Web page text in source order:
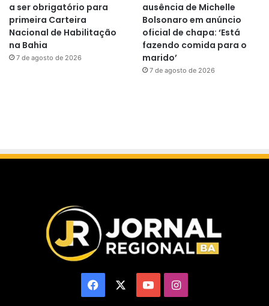
a ser obrigatório para
primeira Carteira
Nacional de Habilitação
na Bahia
7 de agosto de 2026
ausência de Michelle
Bolsonaro em anúncio
oficial de chapa: ‘Está
fazendo comida para o
marido’
7 de agosto de 2026
Facebook YouTubeInstagram